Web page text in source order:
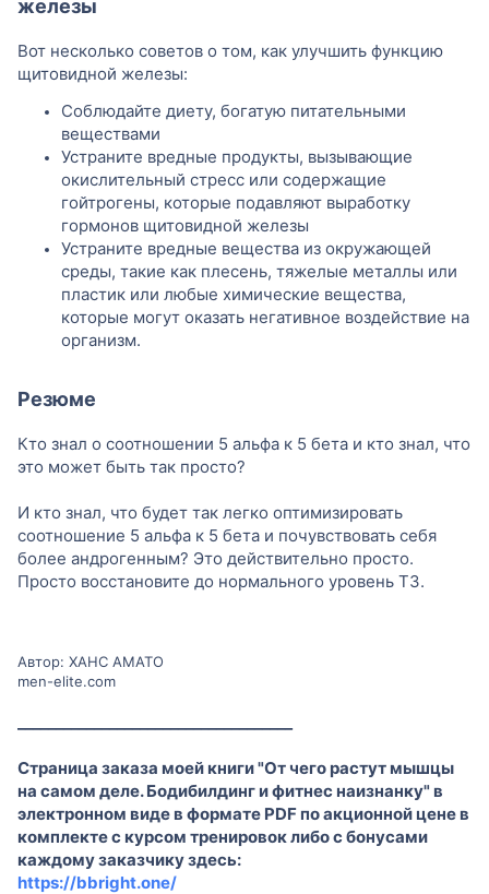
железы
Вот несколько советов о том, как улучшить функцию
щитовидной железы:
Соблюдайте диету, богатую питательными
веществами
Устраните вредные продукты, вызывающие
окислительный стресс или содержащие
гойтрогены, которые подавляют выработку
гормонов щитовидной железы
Устраните вредные вещества из окружающей
среды, такие как плесень, тяжелые металлы или
пластик или любые химические вещества,
которые могут оказать негативное воздействие на
организм.
Резюме
Кто знал о соотношении 5 альфа к 5 бета и кто знал, что
это может быть так просто?
И кто знал, что будет так легко оптимизировать
соотношение 5 альфа к 5 бета и почувствовать себя
более андрогенным? Это действительно просто.
Просто восстановите до нормального уровень Т3.
Автор: ХАНС АМАТО
men-elite.com
Страница заказа моей книги "От чего растут мышцы
на самом деле. Бодибилдинг и фитнес наизнанку" в
электронном виде в формате PDF по акционной цене в
комплекте с курсом тренировок либо с бонусами
каждому заказчику здесь:
https://bbright.one/